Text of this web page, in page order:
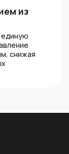
из
единую
снижая